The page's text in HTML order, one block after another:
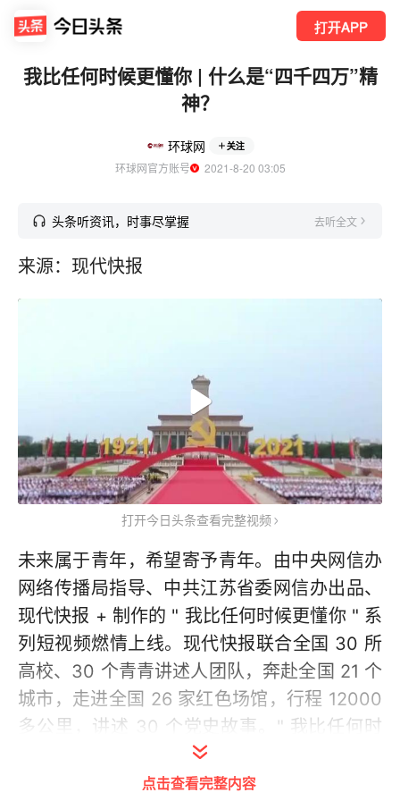
打开APP
我比任何时候更懂你 | 什么是“四千四万”精
神？
环球网 关注
环球网官方账号
  2021-8-20 03:05
头条听资讯，时事尽掌握 去听全文
来源：现代快报
打开今日头条查看完整视频
未来属于青年，希望寄予青年。由中央网信办
网络传播局指导、中共江苏省委网信办出品、
现代快报 + 制作的 " 我比任何时候更懂你 " 系
列短视频燃情上线。现代快报联合全国 30 所
高校、30 个青青讲述人团队，奔赴全国 21 个
城市，走进全国 26 家红色场馆，行程 12000
多公里，讲述 30 个党史故事。" 我比任何时
候更懂你 "，这是最青春的追寻和响应，这是
青年人对百年大党最深情的告白！
点击查看完整内容